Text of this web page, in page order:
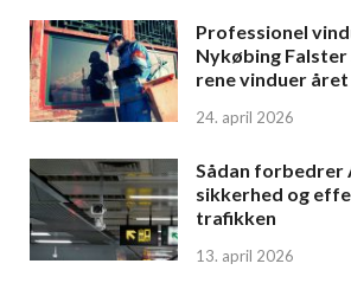
Professionel
Nykøbing
rene vinduer
24. april 2026
Sådan forbedrer
sikkerhed og
trafikken
13. april 2026